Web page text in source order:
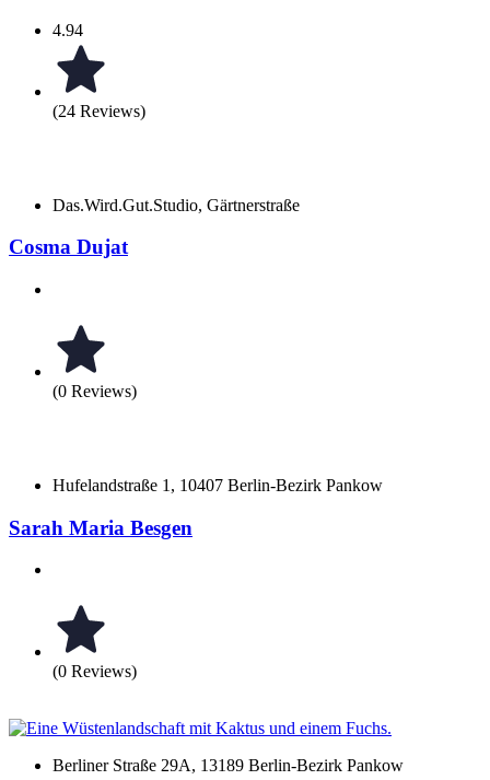
4.94
(24 Reviews)
Das.Wird.Gut.Studio, Gärtnerstraße
Cosma Dujat
(0 Reviews)
Hufelandstraße 1, 10407 Berlin-Bezirk Pankow
Sarah Maria Besgen
(0 Reviews)
Berliner Straße 29A, 13189 Berlin-Bezirk Pankow